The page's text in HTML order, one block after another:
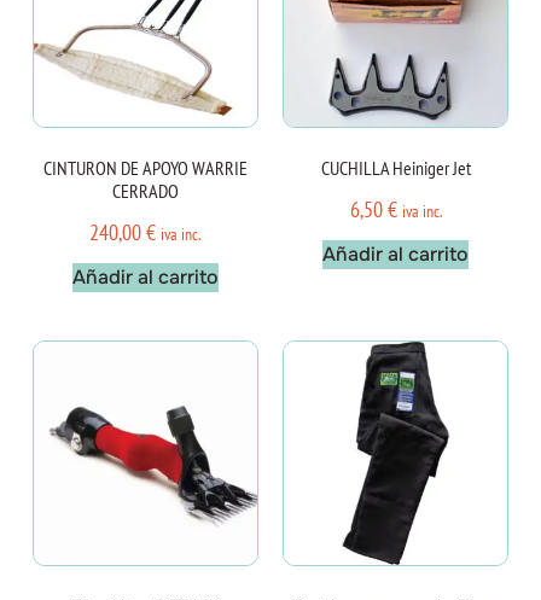
CINTURON DE APOYO WARRIE
CERRADO
240,00€ iva inc.
Añadir al carrito
CUCHILLA Heiniger Jet
6,50€ iva inc.
Añadir al carrito